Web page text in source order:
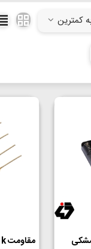
کمترین
مقاومت 1k اهم 1/4w